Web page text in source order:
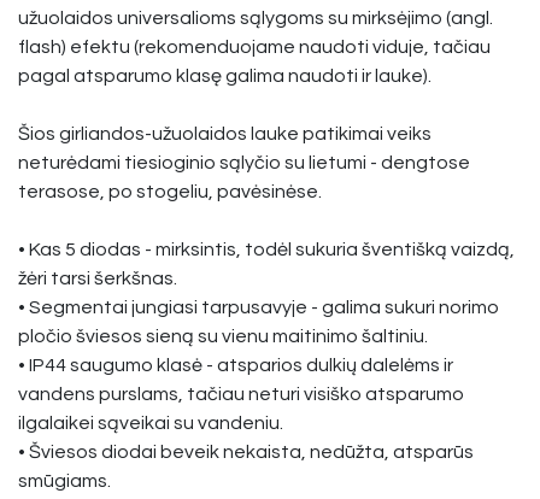
užuolaidos universalioms sąlygoms su mirksėjimo (angl.
flash) efektu (rekomenduojame naudoti viduje, tačiau
pagal atsparumo klasę galima naudoti ir lauke).
Šios girliandos-užuolaidos lauke patikimai veiks
neturėdami tiesioginio sąlyčio su lietumi - dengtose
terasose, po stogeliu, pavėsinėse.
• Kas 5 diodas - mirksintis, todėl sukuria šventišką vaizdą,
žėri tarsi šerkšnas.
• Segmentai jungiasi tarpusavyje - galima sukuri norimo
pločio šviesos sieną su vienu maitinimo šaltiniu.
• IP44 saugumo klasė - atsparios dulkių dalelėms ir
vandens purslams, tačiau neturi visiško atsparumo
ilgalaikei sąveikai su vandeniu.
• Šviesos diodai beveik nekaista, nedūžta, atsparūs
smūgiams.